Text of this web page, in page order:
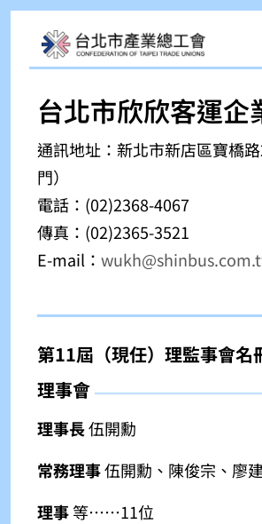
台北市欣欣客運企
通訊地址： 新北市新店區寶橋
門）
電話：(02)2368-4067
傳真：(02)2365-3521
E-mail：
第11屆（現任）理監事會名
理事會
理事長伍開勳
常務理事伍開勳、陳俊宗、廖
理事等⋯⋯11位